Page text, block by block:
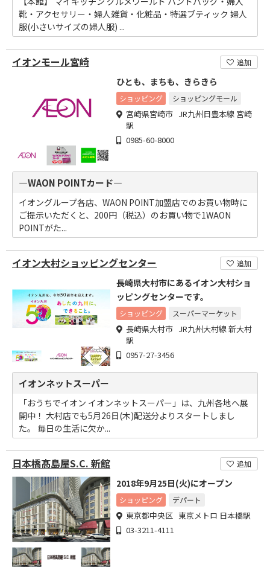
靴・アクセサリー・婦人雑貨・化粧品・特選ブティック 婦人
服(小さいサイズの婦人服) ...
イオンモール宮崎 追加
ひとも、まちも、きらきら
ショッピング ショッピングモール
宮崎県宮崎市 JR九州日豊本線 宮崎
駅
0985-60-8000
―WAON POINTカード―
イオングループ各店、WAON POINT加盟店でのお買い物時に
ご提示いただくと、200円（税込）のお買い物で1WAON
POINTがた...
イオン大村ショッピングセンター 追加
長崎県大村市にあるイオン大村ショ
ッピングセンターです。
ショッピング スーパーマーケット
長崎県大村市 JR九州大村線 新大村
駅
0957-27-3456
イオンネットスーパー
「おうちでイオン イオンネットスーパー」は、九州各地へ展
開中！ 大村店でも5月26日(木)配送分よりスタートしまし
た。 毎日の生活に欠か...
日本橋髙島屋S.C. 新館 追加
2018年9月25日(火)にオープン
ショッピング デパート
東京都中央区 東京メトロ 日本橋駅
03-3211-4111